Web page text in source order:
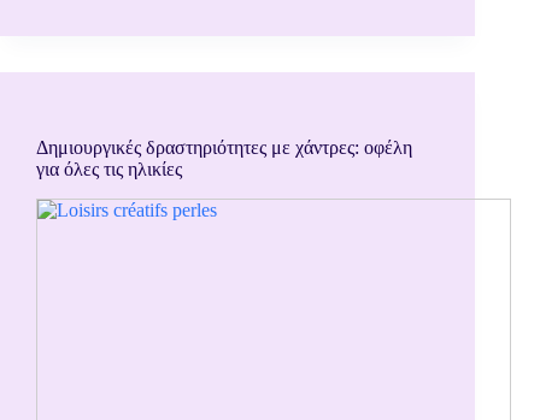
Δημιουργικές δραστηριότητες με χάντρες: οφέλη
για όλες τις ηλικίες